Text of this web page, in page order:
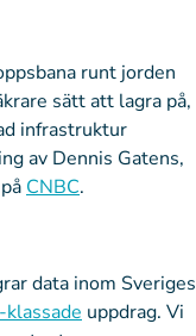
runt jorden
sätt att lagra på,
infrastruktur
av Dennis Gatens,
CNBC.
data inom Sveriges
klassade uppdrag. Vi